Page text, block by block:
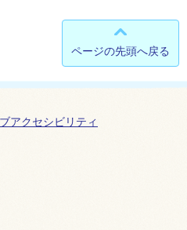
ページの先頭へ戻る
アクセシビリティ